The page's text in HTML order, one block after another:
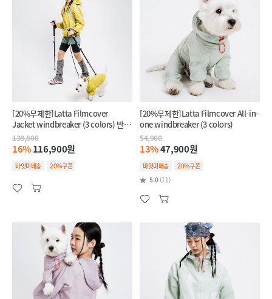
[20%무제한]Latta Filmcover
Jacket windbreaker (3 colors) 반려
견+반려인 SET
138,800
16%116,900원
바잇미배송 20%쿠폰
[20%무제한]Latta Filmcover All-in-
one windbreaker (3 colors)
54,900
13%47,900원
바잇미배송
20%쿠폰
5.0 (11)